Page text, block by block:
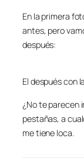
En la primera
antes, pero
después:
El después con
¿No te parecen
pestañas, a
me tiene loca.